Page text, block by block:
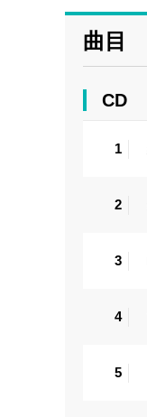
曲目
CD
1
2
3
4
5